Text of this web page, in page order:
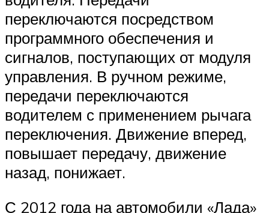
переключаются посредством
программного обеспечения и
сигналов, поступающих от модуля
управления. В ручном режиме,
передачи переключаются
водителем с применением рычага
переключения. Движение вперед,
повышает передачу, движение
назад, понижает.
С 2012 года на автомобили «Лада»